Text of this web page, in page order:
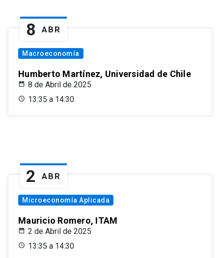
8 ABR
Macroeconomía
Humberto Martínez, Universidad de Chile
8 de Abril de 2025
13:35 a 14:30
2 ABR
Microeconomía Aplicada
Mauricio Romero, ITAM
2 de Abril de 2025
13:35 a 14:30